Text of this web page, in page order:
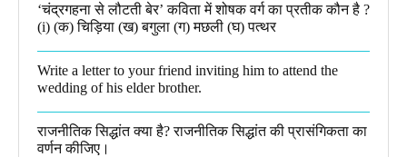
‘चंद्रगहना से लौटती बेर’ कविता में शोषक वर्ग का प्रतीक कौन है ?
(i) (क) चिड़िया (ख) बगुला (ग) मछली (घ) पत्थर
Write a letter to your friend inviting him to attend the
wedding of his elder brother.
राजनीतिक सिद्धांत क्या है? राजनीतिक सिद्धांत की प्रासंगिकता का
वर्णन कीजिए।